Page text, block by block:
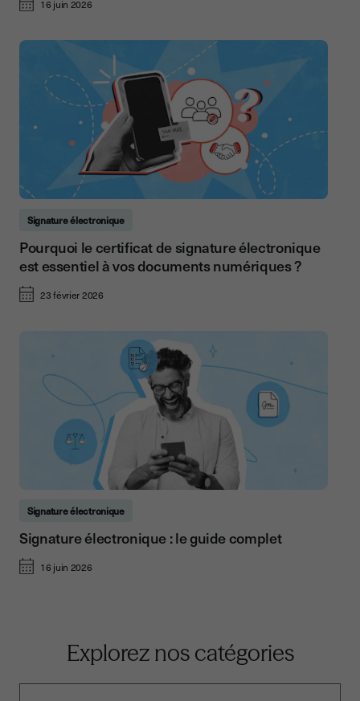
16 juin 2026
Signature électronique
Pourquoi le certificat de signature électronique
est essentiel à vos documents numériques ?
23 février 2026
Signature électronique
Signature électronique : le guide complet
16 juin 2026
Explorez nos catégories